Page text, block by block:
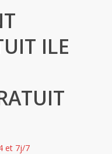
ILE
et 7j/7